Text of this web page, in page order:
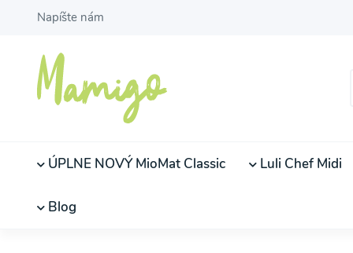
Napíšte nám
ÚPLNE NOVÝ MioMat Classic Luli Chef Midi
Blog